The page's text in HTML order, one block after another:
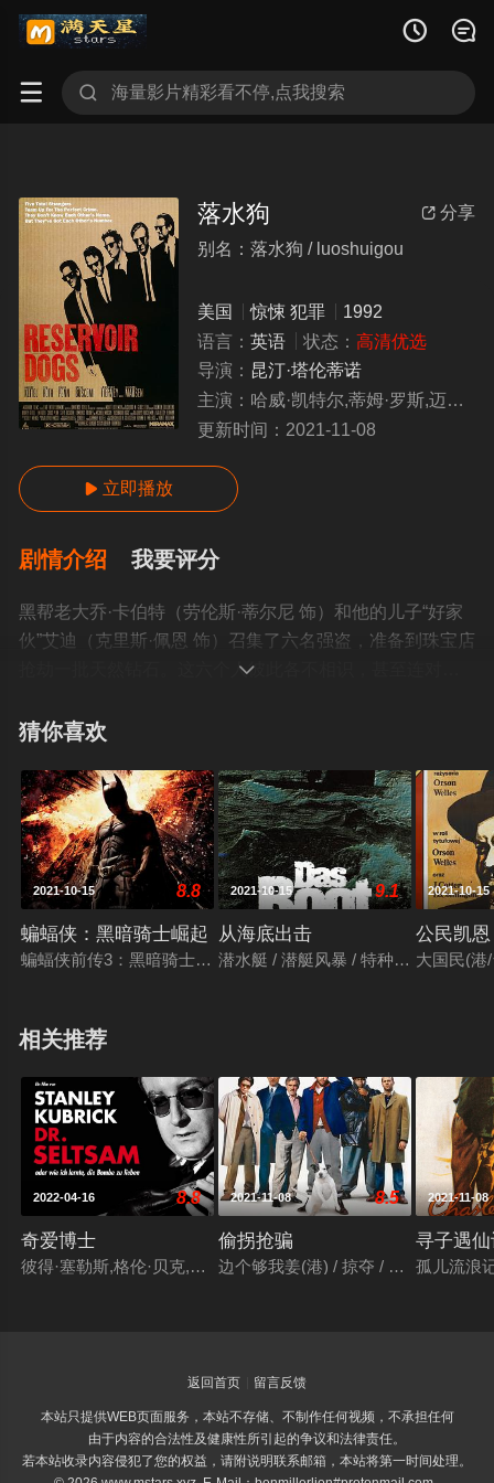
 
 
 分享
落水狗
别名：落水狗 / luoshuigou
美国 惊悚 犯罪
1992
语言： 英语 状态： 高清优选
导演： 昆汀·塔伦蒂诺
主演： 哈威·凯特尔,蒂姆·罗斯,迈克尔·马德森,克里斯·潘
更新时间： 2021-11-08
 立即播放
剧情介绍 我要评分
黑帮老大乔·卡伯特（劳伦斯·蒂尔尼 饰）和他的儿子“好家
伙”艾迪（克里斯·佩恩 饰）召集了六名强盗，准备到珠宝店
抢劫一批天然钻石。这六个人彼此各不相识，甚至连对方
别给六人起名为白先生(哈维·凯特尔 饰)、橙先生（蒂姆·罗
布斯塞米 饰）、棕先生和蓝先生，并规定他们之间不能透
露任何私事。抢劫时，六人中了警察的埋伏，蓝先生和棕
先生当场死亡。白先生带着身受重伤的橙先生回到预定的
聚集地——一个仓库。一会儿，粉先生、“好家伙”艾迪和金
先生也来到这里，并活捉了一名警察。几人回忆案发时的
情景，得出结论，六人中必定有人向警察告密。为了揪出
告密者，大家审问拷打那个警察，仍然无法得知事实真

猜你喜欢
2021-10-15 8.8
蝙蝠侠：黑暗骑士崛起
蝙蝠侠前传3：黑暗骑士崛起 / 黑暗骑士：黎明升起(台) / 蝙蝠侠
2021-10-15 9.1
从海底出击
潜水艇 / 潜艇风暴 / 特种任务 / 特殊
2021-10-15
公民凯恩
大国民(港
相关推荐
2022-04-16 8.8
奇爱博士
彼得·塞勒斯,格伦·贝克,詹姆斯·厄尔·琼斯,乔治·C·斯科特,谢恩·
2021-11-08 8.5
偷拐抢骗
边个够我姜(港) / 掠夺 / 贪得无厌 / 偷
2021-11-08
寻子遇
孤儿流浪
返回首页 留言反馈
本站只提供WEB页面服务，本站不存储、不制作任何视频，不承担任何
由于内容的合法性及健康性所引起的争议和法律责任。
若本站收录内容侵犯了您的权益，请附说明联系邮箱，本站将第一时间处理。